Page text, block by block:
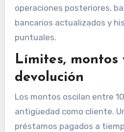
operaciones posteriores,
bancarios actualizados y
puntuales.
Límites, montos
devolución
Los montos oscilan entre
antigüedad como cliente.
préstamos pagados a